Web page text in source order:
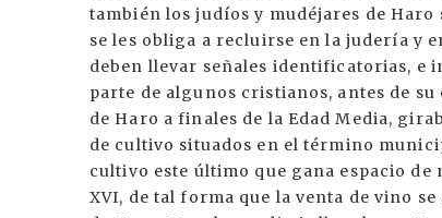
también los judíos y mudéjares de
se les obliga a recluirse en la judería y
deben llevar señales identificatorias, e
parte de algunos cristianos, antes de
de Haro a finales de la Edad Media,
de cultivo situados en el término
cultivo este último que gana espacio
XVI, de tal forma que la venta de vino